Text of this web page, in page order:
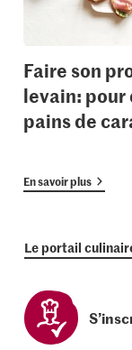
Faire son
levain: pour
pains de
En savoir plus
Le portail